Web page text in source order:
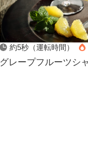
約5秒（運転時間）
グレープフルーツシ